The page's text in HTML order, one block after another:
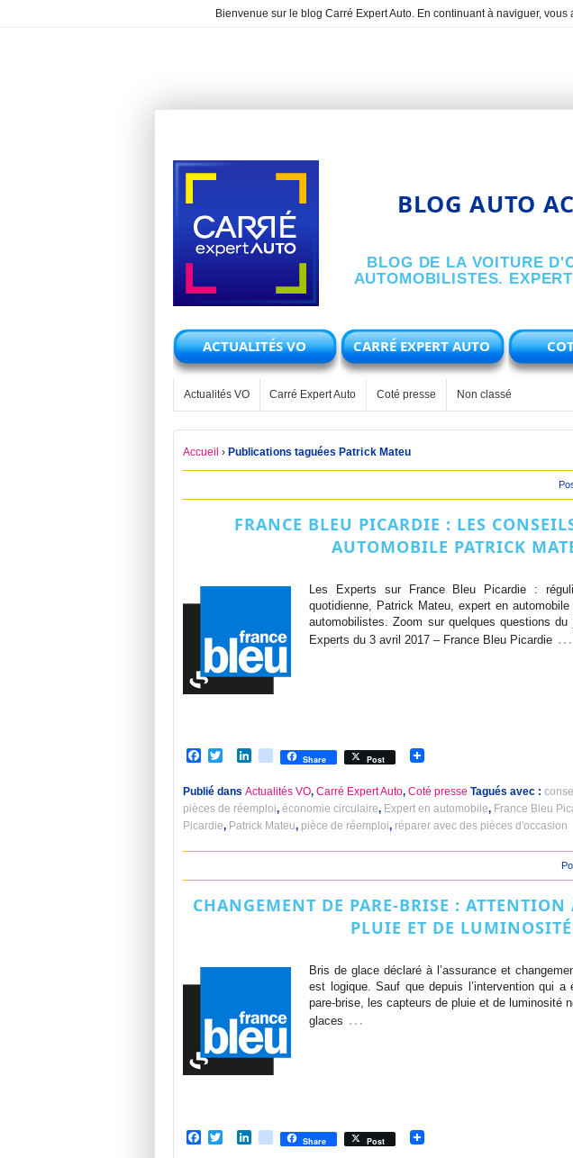
Bienvenue sur le blog Carré Expert Auto. En continuant à naviguer,
BLOG AUTO
BLOG DE LA VOITURE
AUTOMOBILISTES.
ACTUALITÉS VO CARRÉ EXPERT AUTO
Actualités VO Carré Expert Auto Coté presse Non classé
Accueil › Publications taguées Patrick Mateu
FRANCE BLEU PICARDIE : LES
AUTOMOBILE PATRICK
Les Experts sur France Bleu Picardie :
quotidienne, Patrick Mateu, expert en
automobilistes. Zoom sur quelques questions du
Experts du 3 avril 2017 – France Bleu Picardie …
Facebook
TwitterLinkedIn
viadeoShare Post
Publié dans Actualités VO, Carré Expert Auto, Coté presse Tagués avec :
pièces de réemploi, économie circulaire, Expert en automobile, France Bleu
Picardie, Patrick Mateu, pièce de réemploi, réparer avec des pièces d'occasion
CHANGEMENT DE PARE-BRISE : ATTENTION
PLUIE ET DE LUMINOSITÉ
Bris de glace déclaré à l’assurance et
est logique. Sauf que depuis l’intervention qui a
pare-brise, les capteurs de pluie et de luminosité
glaces …
Facebook
TwitterLinkedIn
viadeoShare Post